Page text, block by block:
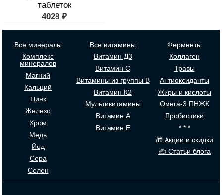
таблеток
4028 ₽
Все минералы
Комплекс
минералов
Магний
Кальций
Цинк
Железо
Хром
Медь
Йод
Сера
Селен
Все витамины
Витамин Д3
Витамин С
Витамины из группы В
Витамин К2
Мультивитамины
Витамин А
Витамин Е
Ферменты
Коллаген
Травы
Антиоксиданты
Жиры и кислоты
Омега-3 ПНЖК
Пробиотики
* * *
🎁 Акции и скидки
✍ Статьи блога